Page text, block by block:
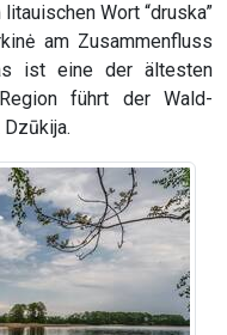
Wort “druska”
am Zusammenfluss
ist eine der ältesten
führt der Wald-